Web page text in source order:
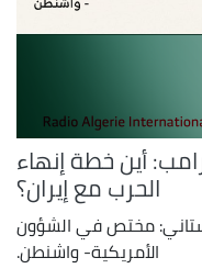
أين خطة إنهاء
الحرب مع إيران؟
مختص في الشؤون
الأمريكية- واشنطن.